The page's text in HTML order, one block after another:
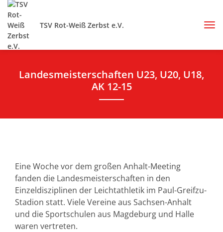
TSV Rot-Weiß Zerbst e.V.
Landesmeisterschaften U23, U20, U18,
AK 12-15
Eine Woche vor dem großen Anhalt-Meeting
fanden die Landesmeisterschaften in den
Einzeldisziplinen der Leichtathletik im Paul-Greifzu-
Stadion statt. Viele Vereine aus Sachsen-Anhalt
und die Sportschulen aus Magdeburg und Halle
waren vertreten.